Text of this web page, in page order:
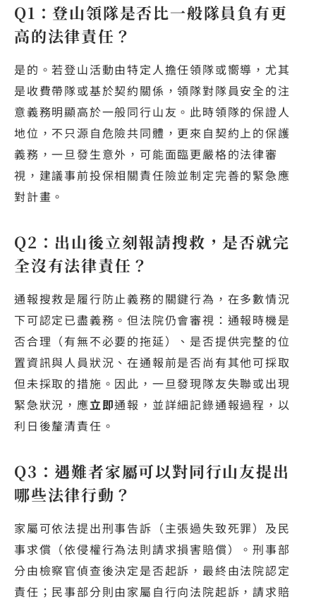
Q1：登山領隊是否比一般隊員負有更
高的法律責任？
是的。若登山活動由特定人擔任領隊或嚮導，尤其
是收費帶隊或基於契約關係，領隊對隊員安全的注
意義務明顯高於一般同行山友。此時領隊的保證人
地位，不只源自危險共同體，更來自契約上的保護
義務，一旦發生意外，可能面臨更嚴格的法律審
視，建議事前投保相關責任險並制定完善的緊急應
對計畫。
Q2：出山後立刻報請搜救，是否就完
全沒有法律責任？
通報搜救是履行防止義務的關鍵行為，在多數情況
下可認定已盡義務。但法院仍會審視：通報時機是
否合理（有無不必要的拖延）、是否提供完整的位
置資訊與人員狀況、在通報前是否尚有其他可採取
但未採取的措施。因此，一旦發現隊友失聯或出現
緊急狀況，應立即通報，並詳細記錄通報過程，以
利日後釐清責任。
Q3：遇難者家屬可以對同行山友提出
哪些法律行動？
家屬可依法提出刑事告訴（主張過失致死罪）及民
事求償（依侵權行為法則請求損害賠償）。刑事部
分由檢察官偵查後決定是否起訴，最終由法院認定
責任；民事部分則由家屬自行向法院起訴，請求賠